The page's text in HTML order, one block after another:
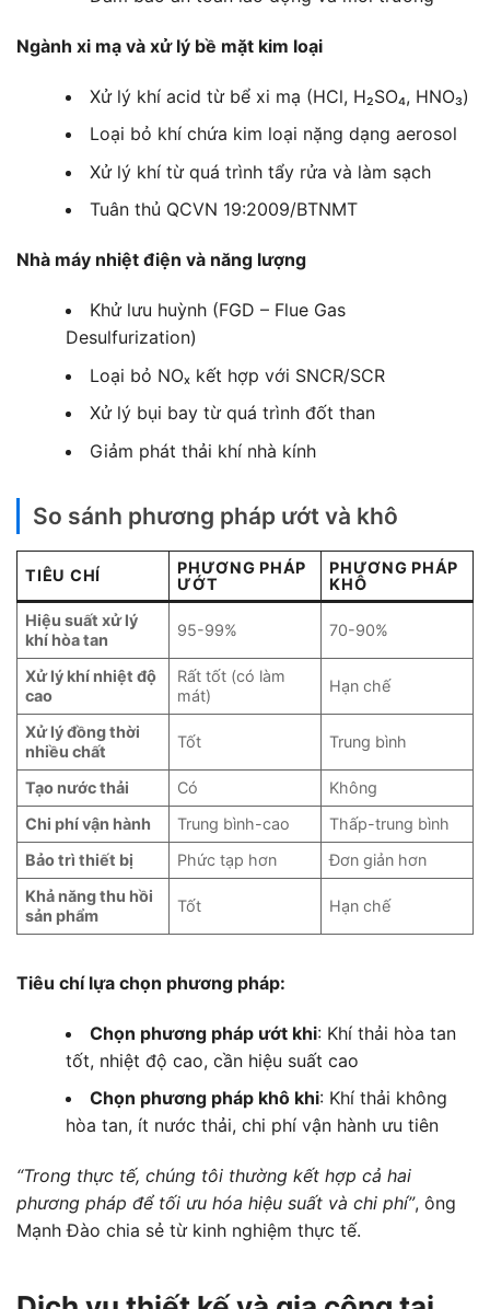
Ngành xi mạ và xử lý bề mặt kim loại
Xử lý khí acid từ bể xi mạ (HCl, H₂SO₄, HNO₃)
Loại bỏ khí chứa kim loại nặng dạng aerosol
Xử lý khí từ quá trình tẩy rửa và làm sạch
Tuân thủ QCVN 19:2009/BTNMT
Nhà máy nhiệt điện và năng lượng
Khử lưu huỳnh (FGD – Flue Gas
Desulfurization)
Loại bỏ NOₓ kết hợp với SNCR/SCR
Xử lý bụi bay từ quá trình đốt than
Giảm phát thải khí nhà kính
So sánh phương pháp ướt và khô
TIÊU CHÍ
PHƯƠNG PHÁP
ƯỚT
PHƯƠNG PHÁP
KHÔ
Hiệu suất xử lý
khí hòa tan
95-99% 70-90%
Xử lý khí nhiệt độ
cao
Rất tốt (có làm
mát)
Hạn chế
Xử lý đồng thời
nhiều chất
Tốt Trung bình
Tạo nước thải Có
Không
Chi phí vận hành
Trung bình-cao
Thấp-trung bình
Bảo trì thiết bị
Phức tạp hơn
Đơn giản hơn
Khả năng thu hồi
sản phẩm
Tốt Hạn chế
Tiêu chí lựa chọn phương pháp:
Chọn phương pháp ướt khi: Khí thải hòa tan
tốt, nhiệt độ cao, cần hiệu suất cao
Chọn phương pháp khô khi: Khí thải không
hòa tan, ít nước thải, chi phí vận hành ưu tiên
“Trong thực tế, chúng tôi thường kết hợp cả hai
phương pháp để tối ưu hóa hiệu suất và chi phí”, ông
Mạnh Đào chia sẻ từ kinh nghiệm thực tế.